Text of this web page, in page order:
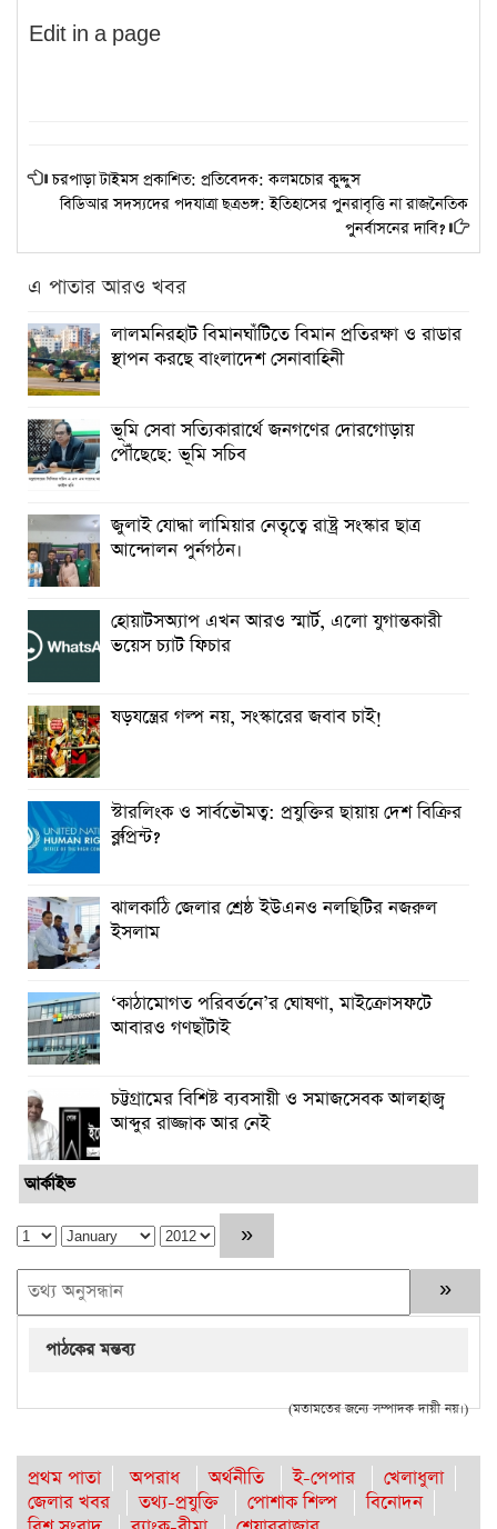
Edit in a page
চরপাড়া টাইমস প্রকাশিত: প্রতিবেদক: কলমচোর কুদ্দুস
বিডিআর সদস্যদের পদযাত্রা ছত্রভঙ্গ: ইতিহাসের পুনরাবৃত্তি না রাজনৈতিক
পুনর্বাসনের দাবি?
এ পাতার আরও খবর
লালমনিরহাট বিমানঘাঁটিতে বিমান প্রতিরক্ষা ও রাডার
স্থাপন করছে বাংলাদেশ সেনাবাহিনী
ভূমি সেবা সত্যিকারার্থে জনগণের দোরগোড়ায়
পৌঁছেছে: ভূমি সচিব
জুলাই যোদ্ধা লামিয়ার নেতৃত্বে রাষ্ট্র সংস্কার ছাত্র
আন্দোলন পুর্নগঠন।
হোয়াটসঅ্যাপ এখন আরও স্মার্ট, এলো যুগান্তকারী
ভয়েস চ্যাট ফিচার
ষড়যন্ত্রের গল্প নয়, সংস্কারের জবাব চাই!
স্টারলিংক ও সার্বভৌমত্ব: প্রযুক্তির ছায়ায় দেশ বিক্রির
ব্লুপ্রিন্ট?
ঝালকাঠি জেলার শ্রেষ্ঠ ইউএনও নলছিটির নজরুল
ইসলাম
‘কাঠামোগত পরিবর্তনে’র ঘোষণা, মাইক্রোসফটে
আবারও গণছাঁটাই
চট্টগ্রামের বিশিষ্ট ব্যবসায়ী ও সমাজসেবক আলহাজ্ব
আব্দুর রাজ্জাক আর নেই
আর্কাইভ
পাঠকের মন্তব্য
(মতামতের জন্যে সম্পাদক দায়ী নয়।)
প্রথম পাতা অপরাধ অর্থনীতি ই-পেপার
খেলাধুলা
জেলার খবর
তথ্য-প্রযুক্তি পোশাক শিল্প
বিনোদন